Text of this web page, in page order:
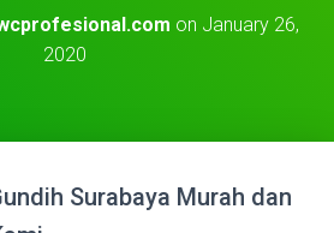
A
T
on January 26,
2020
Surabaya Murah dan